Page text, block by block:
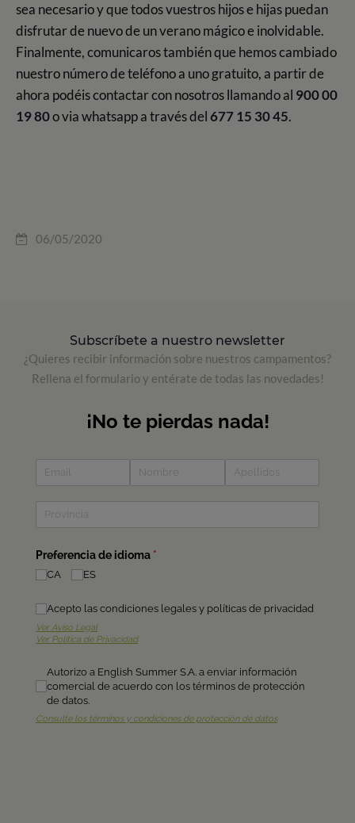
sea necesario y que todos vuestros hijos e hijas puedan
disfrutar de nuevo de un verano mágico e inolvidable.
Finalmente, comunicaros también que hemos cambiado
nuestro número de teléfono a uno gratuito, a partir de
ahora podéis contactar con nosotros llamando al 900 00
19 80o via whatsapp a través del677 15 30 45.
06/05/2020
Subscríbete a nuestro newsletter
¿Quieres recibir información sobre nuestros campamentos?
Rellena el formulario y entérate de todas las novedades!